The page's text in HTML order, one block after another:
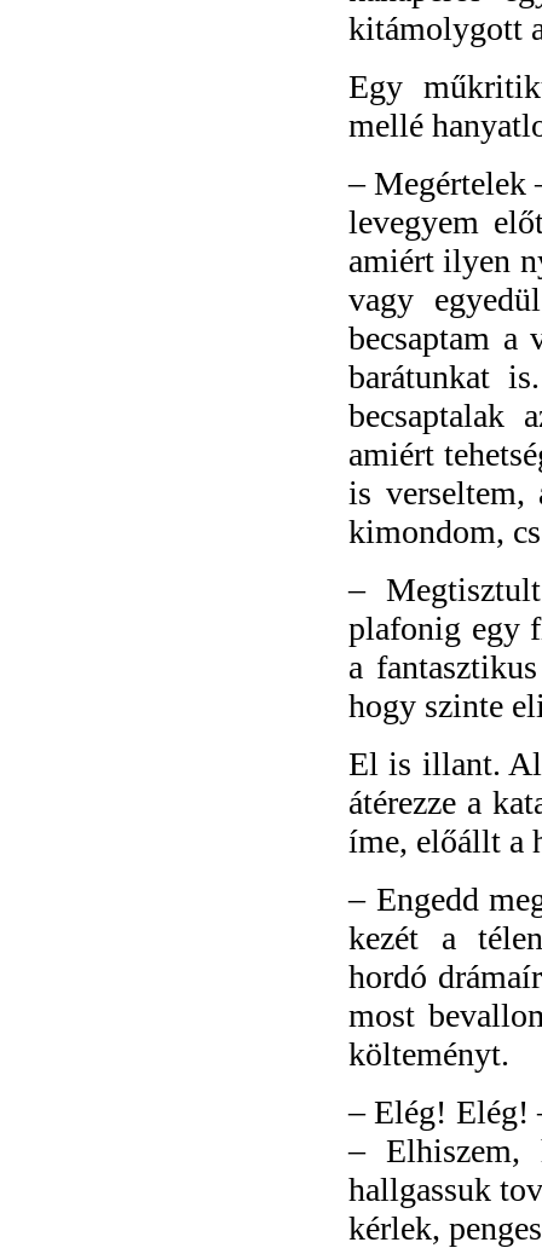
kitámolygott
Egy
mellé
–Megértelek
levegyem
amiért ilyen
vagy
becsaptam a
barátunkat
becsaptalak
amiért
is
kimondom,
–
plafonig egy
a
hogy szinte
El is illant.
átérezze a
íme, előállt a
– Engedd
kezét a
hordó
most
költeményt.
–Elég! Elég!
– Elhiszem,
hallgassuk
kérlek,